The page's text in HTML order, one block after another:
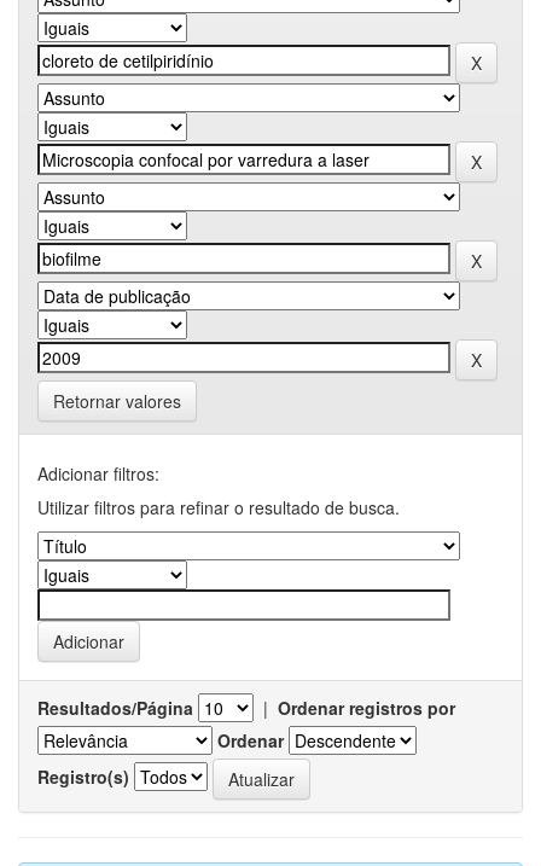
Retornar valores
Adicionar filtros:
Utilizar filtros para refinar o resultado de busca.
Resultados/Página | Ordenar registros por
Ordenar
Registro(s)